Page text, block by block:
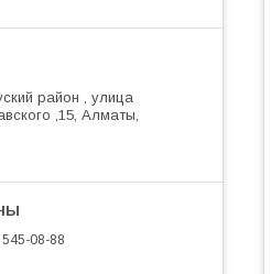
район , улица
,15, Алматы,
08-88